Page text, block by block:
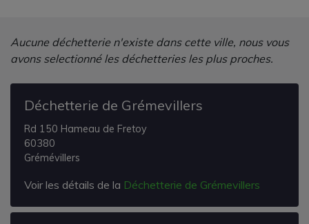
Aucune déchetterie n'existe dans cette ville, nous vous
avons selectionné les déchetteries les plus proches.
Déchetterie de Grémevillers
Rd 150 Hameau de Fretoy
60380
Grémévillers
Voir les détails de la Déchetterie de Grémevillers